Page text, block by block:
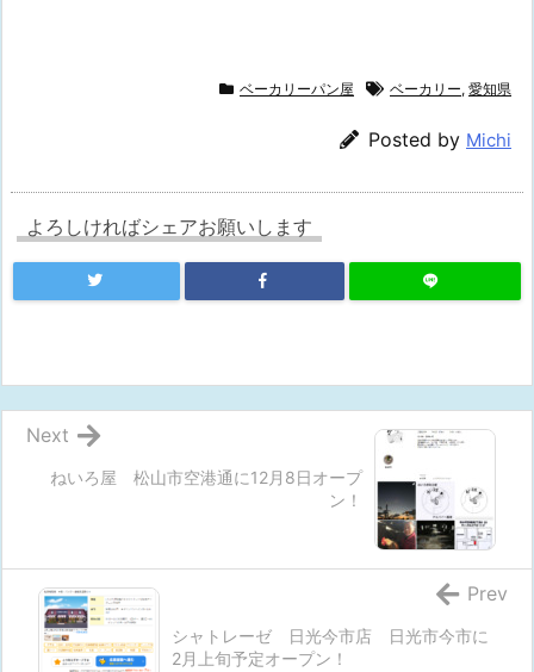
ベーカリーパン屋 ベーカリー, 愛知県
Posted by Michi
よろしければシェアお願いします
ねいろ屋 松山市空港通に12月8日オープ
ン！
Next
シャトレーゼ 日光今市店 日光市今市に
2月上旬予定オープン！
Prev